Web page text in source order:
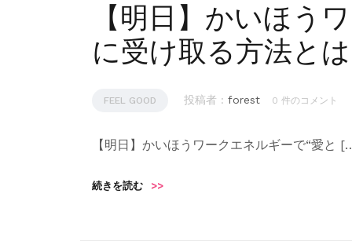
【明日】かいほう
に受け取る方法と
FEEL GOOD 投稿者 : forest 0 件のコメント
【明日】かいほうワークエネルギーで“愛と
続きを読む >>